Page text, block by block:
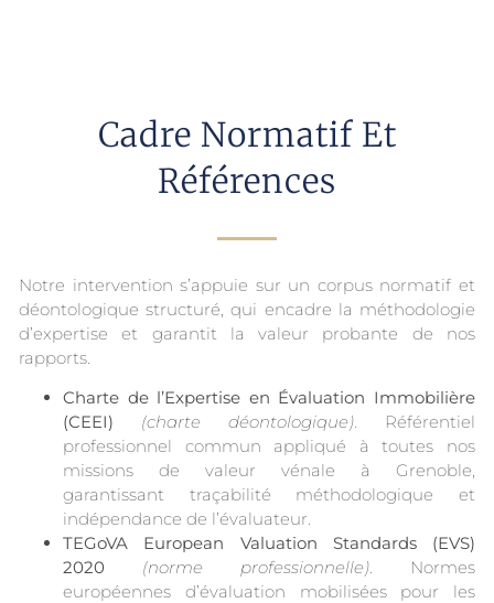
Cadre Normatif Et
Références
Notre intervention s’appuie sur un corpus normatif et
déontologique structuré, qui encadre la méthodologie
d’expertise et garantit la valeur probante de nos
rapports.
Charte de l’Expertise en Évaluation Immobilière
(CEEI)
(charte déontologique). Référentiel
professionnel commun appliqué à toutes nos
missions de valeur vénale à Grenoble,
garantissant traçabilité méthodologique et
indépendance de l’évaluateur.
TEGoVA European Valuation Standards (EVS)
2020
(norme professionnelle). Normes
européennes d’évaluation mobilisées pour les